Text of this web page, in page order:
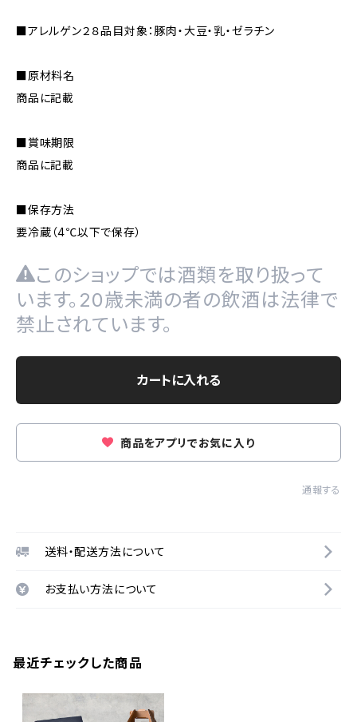
■アレルゲン２８品目対象：豚肉・大豆・乳・ゼラチン
■原材料名
商品に記載
■賞味期限
商品に記載
■保存方法
要冷蔵（4℃以下で保存）
このショップでは酒類を取り扱って
います。20歳未満の者の飲酒は法律で
禁止されています。
カートに入れる
商品をアプリでお気に入り
通報する
送料・配送方法について
お支払い方法について
最近チェックした商品